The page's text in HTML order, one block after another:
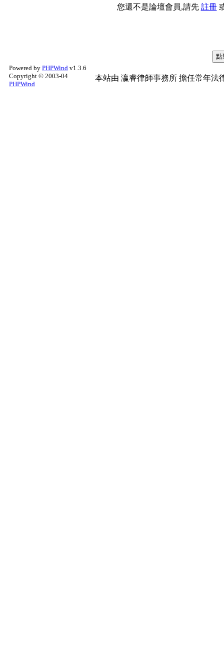
您還不是論壇會員,請先 註冊
Powered by PHPWind v1.3.6
Copyright © 2003-04
PHPWind
本站由 瀛睿律師事務所 擔任常年法